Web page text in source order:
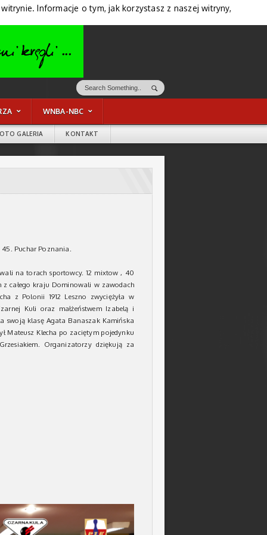
WNBA-NBC
GALERIA KONTAKT
Puchar Poznania.
na torach sportowcy. 12 mixtow , 40
z całego kraju Dominowali w zawodach
z Polonii 1912 Leszno zwyciężyła w
Kuli oraz małżeństwem Izabelą i
swoją klasę Agata Banaszak Kamińska
Mateusz Klecha po zaciętym pojedynku
Organizatorzy dziękują za
Informacje o tym, jak korzystasz z naszej witryny,